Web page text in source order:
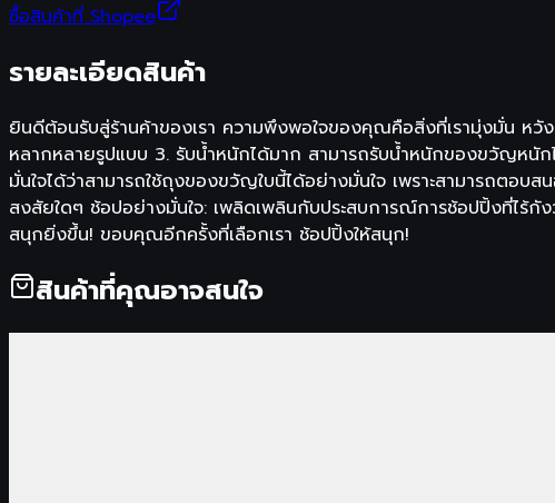
ซื้อสินค้าที่ Shopee
รายละเอียดสินค้า
ยินดีต้อนรับสู่ร้านค้าของเรา ความพึงพอใจของคุณคือสิ่งที่เรามุ่งมั่น ห
หลากหลายรูปแบบ 3. รับน้ำหนักได้มาก สามารถรับน้ำหนักของขวัญหนั
มั่นใจได้ว่าสามารถใช้ถุงของขวัญใบนี้ได้อย่างมั่นใจ เพราะสามารถต
สงสัยใดๆ ช้อปอย่างมั่นใจ: เพลิดเพลินกับประสบการณ์การช้อปปิ้งที่ไร้กั
สนุกยิ่งขึ้น! ขอบคุณอีกครั้งที่เลือกเรา ช้อปปิ้งให้สนุก!
สินค้าที่คุณอาจสนใจ